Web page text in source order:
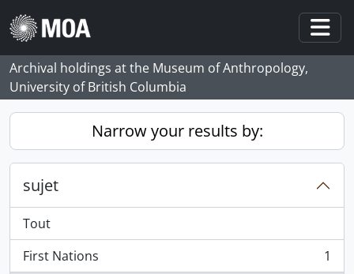
Skip to main content
Archival holdings at the Museum of Anthropology,
University of British Columbia
Narrow your results by:
sujet
Tout
First Nations
, 1 résultats
1